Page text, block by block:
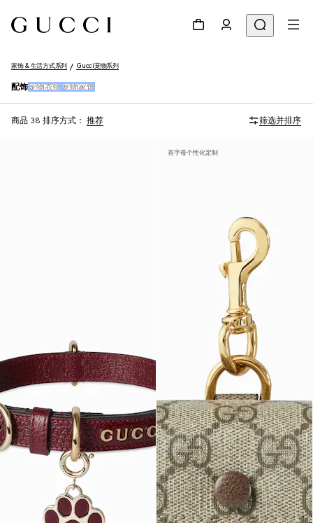
家饰 & 生活方式系列 Gucci宠物系列
配饰 宠物衣物 宠物家饰
商品 38 排序方式： 推荐 筛选并排序
首字母个性化定制